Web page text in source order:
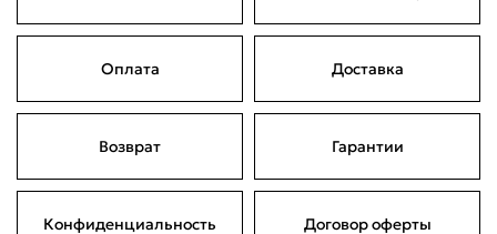
ПоделиМоккаДавай делить
Сегодня 22 августа 05 сентября 19 сентября
Без комиссий и переплат
Оплата Доставка
Возврат Гарантии
Конфиденциальность Договор оферты
Поделится